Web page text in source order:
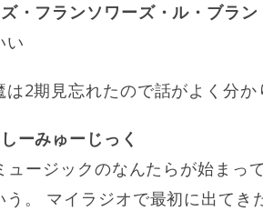
・フランソワーズ・ル・ブラ
い
は2期見忘れたので話がよく分か
ーみゅーじっく
ージックのなんたらが始まっ
う。 マイラジオで最初に出て